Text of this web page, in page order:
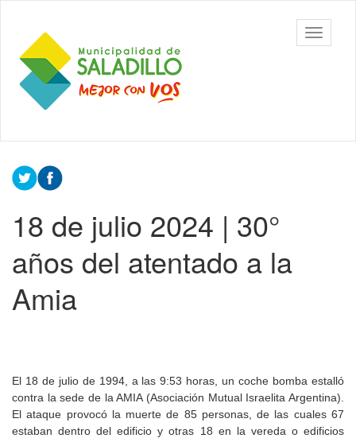
contenido
principal
Municipalidad
de Saladillo
barra
Contenido
principal
18 de julio 2024 | 30°
años del atentado a la
Amia
El 18 de julio de 1994, a las 9:53 horas, un coche bomba estalló
contra la sede de la AMIA (Asociación Mutual Israelita Argentina).
El ataque provocó la muerte de 85 personas, de las cuales 67
estaban dentro del edificio y otras 18 en la vereda o edificios